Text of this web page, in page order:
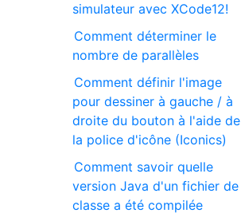
simulateur avec XCode12!
Comment déterminer le
nombre de parallèles
Comment définir l'image
pour dessiner à gauche / à
droite du bouton à l'aide de
la police d'icône (Iconics)
Comment savoir quelle
version Java d'un fichier de
classe a été compilée